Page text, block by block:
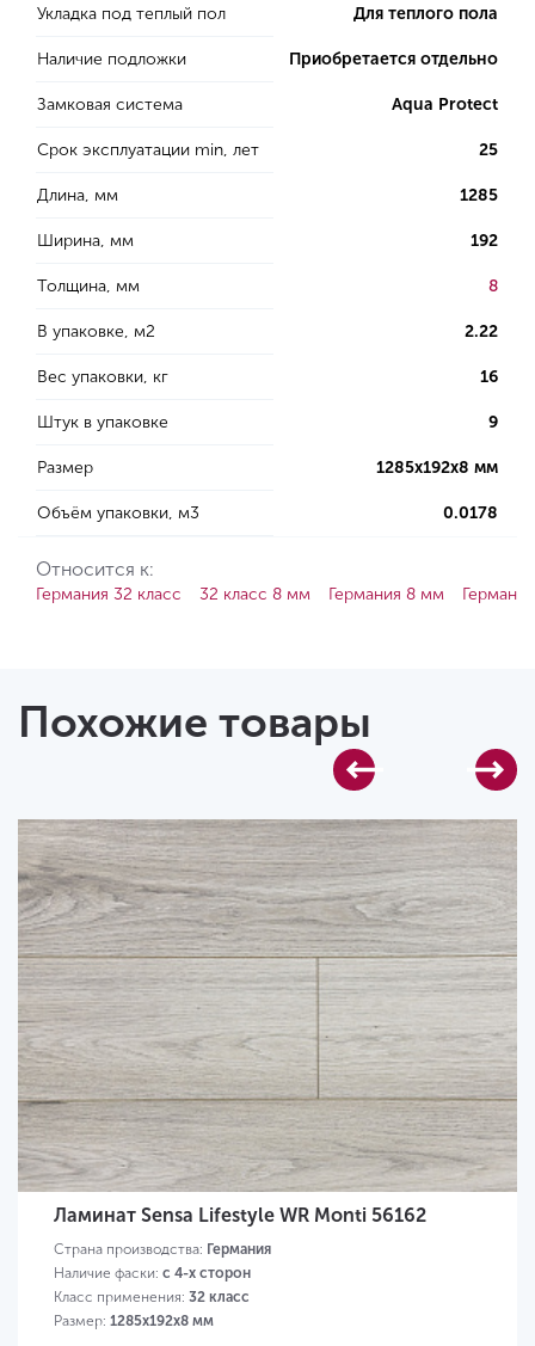
Укладка под теплый пол Для теплого пола
Наличие подложки Приобретается отдельно
Замковая система Aqua Protect
Срок эксплуатации min, лет 25
Длина, мм 1285
Ширина, мм 192
Толщина, мм 8
В упаковке, м2 2.22
Вес упаковки, кг 16
Штук в упаковке 9
Размер 1285х192х8 мм
Объём упаковки, м3 0.0178
Относится к:
Германия 32 класс 32 класс 8 мм Германия 8 мм
Похожие товары
Ламинат Sensa Lifestyle WR Monti 56162
Страна производства: Германия
Наличие фаски: с 4-х сторон
Класс применения: 32 класс
Размер: 1285х192х8 мм